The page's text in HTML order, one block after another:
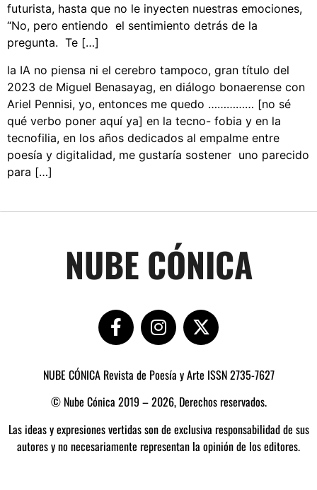
futurista, hasta que no le inyecten nuestras emociones,
“No, pero entiendo el sentimiento detrás de la
pregunta. Te […]
la IA no piensa ni el cerebro tampoco, gran título del
2023 de Miguel Benasayag, en diálogo bonaerense con
Ariel Pennisi, yo, entonces me quedo …………… [no sé
qué verbo poner aquí ya] en la tecno- fobia y en la
tecnofilia, en los años dedicados al empalme entre
poesía y digitalidad, me gustaría sostener uno parecido
para […]
NUBE CÓNICA
NUBE CÓNICA Revista de Poesía y Arte ISSN 2735-7627
© Nube Cónica 2019 – 2026, Derechos reservados.
Las ideas y expresiones vertidas son de exclusiva responsabilidad de sus
autores y no necesariamente representan la opinión de los editores.